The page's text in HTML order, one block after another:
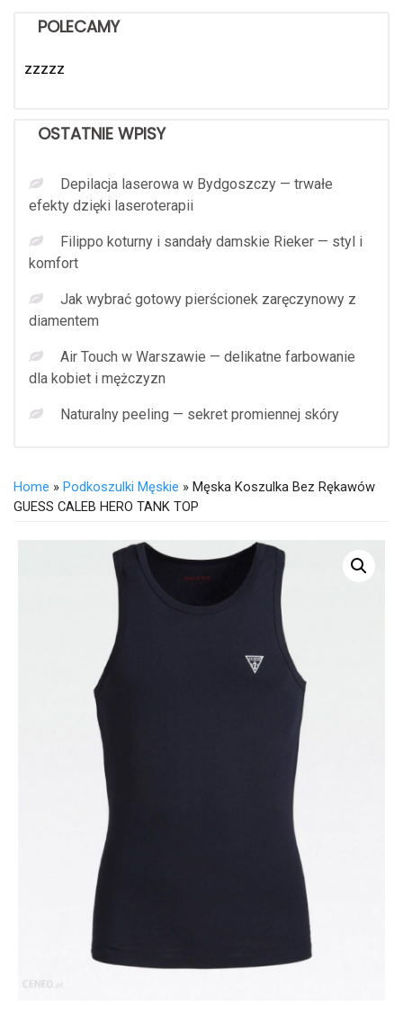
POLECAMY
zzzzz
OSTATNIE WPISY
Depilacja laserowa w Bydgoszczy — trwałe
efekty dzięki laseroterapii
Filippo koturny i sandały damskie Rieker — styl i
komfort
Jak wybrać gotowy pierścionek zaręczynowy z
diamentem
Air Touch w Warszawie — delikatne farbowanie
dla kobiet i mężczyzn
Naturalny peeling — sekret promiennej skóry
Home » Podkoszulki Męskie » Męska Koszulka Bez Rękawów
GUESS CALEB HERO TANK TOP